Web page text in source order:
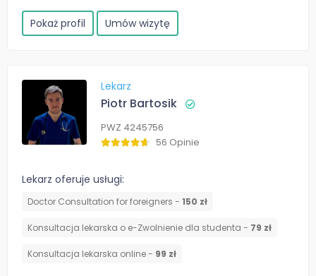
Pokaż profil Umów wizytę
Lekarz
Piotr Bartosik
PWZ 4245756
56 Opinie
Lekarz oferuje usługi:
Doctor Consultation for foreigners - 150 zł
Konsultacja lekarska o e-Zwolnienie dla studenta - 79 zł
Konsultacja lekarska online - 99 zł